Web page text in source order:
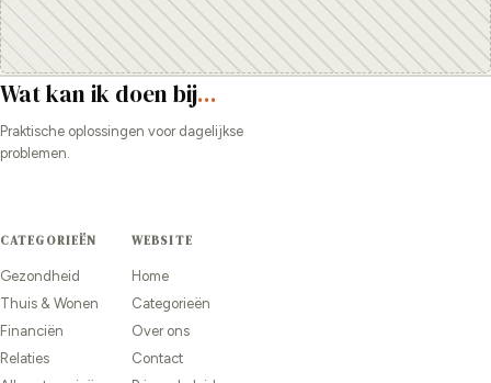
Wat kan ik doen bij...
Praktische oplossingen voor dagelijkse
problemen.
CATEGORIEËN
Gezondheid
Thuis & Wonen
Financiën
Relaties
WEBSITE
Home
Categorieën
Over ons
Contact